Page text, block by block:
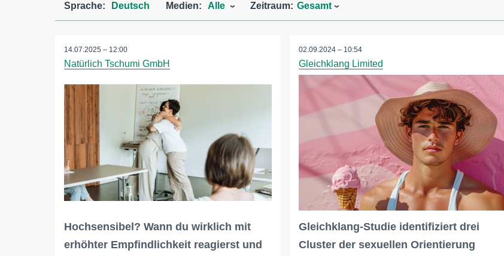
Sprache: Deutsch Medien: Alle Zeitraum: Gesamt
14.07.2025 – 12:00
Natürlich Tschumi GmbH
Hochsensibel? Wann du wirklich mit
erhöhter Empfindlichkeit reagierst und
02.09.2024 – 10:54
Gleichklang Limited
Gleichklang-Studie identifiziert drei
Cluster der sexuellen Orientierung